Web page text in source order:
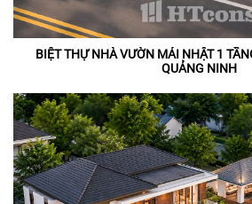
BIỆT THỰ NHÀ VƯỜN MÁI NHẬT 1
QUẢNG NINH